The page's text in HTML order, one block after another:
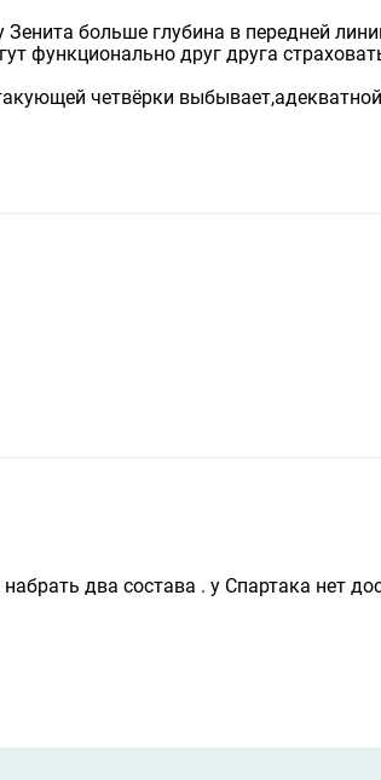
Зенита больше глубина в передней
функционально друг друга
четвёрки
два состава . у Спартака нет